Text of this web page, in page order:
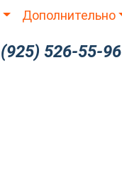
Дополнительно
526-55-96